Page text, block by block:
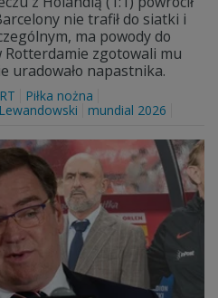
nie trafił do siatki i
ma powody do
Rotterdamie zgotowali mu
uradowało napastnika.
Piłka nożna
mundial 2026